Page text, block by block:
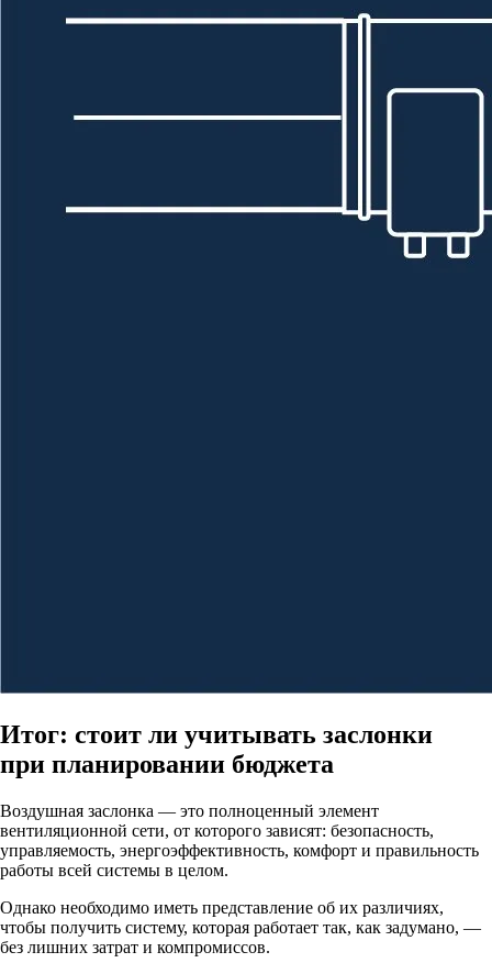
Итог: стоит ли учитывать заслонки
при планировании бюджета
Воздушная заслонка — это полноценный элемент
вентиляционной сети, от которого зависят: безопасность,
управляемость, энергоэффективность, комфорт и правильность
работы всей системы в целом.
Однако необходимо иметь представление об их различиях,
чтобы получить систему, которая работает так, как задумано, —
без лишних затрат и компромиссов.